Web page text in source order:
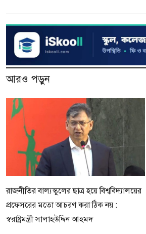
আরও পড়ুন
রাজনীতির বাল্যস্কুলের ছাত্র হয়ে বিশ্ববিদ্যালয়ের
প্রফেসরের মতো আচরণ করা ঠিক নয় :
স্বরাষ্ট্রমন্ত্রী সালাহউদ্দিন আহমদ